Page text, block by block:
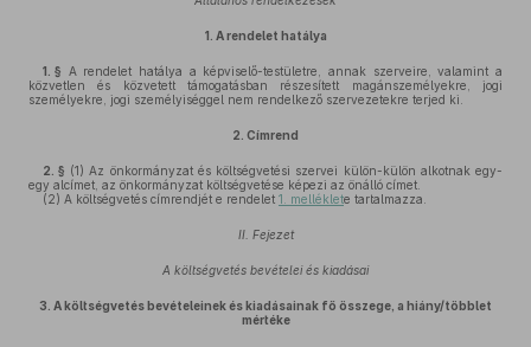
1. A rendelet hatálya
1. § A rendelet hatálya a képviselő-testületre, annak szerveire, valamint a
közvetlen és közvetett támogatásban részesített magánszemélyekre, jogi
személyekre, jogi személyiséggel nem rendelkező szervezetekre terjed ki.
2. Címrend
2. § (1) Az önkormányzat és költségvetési szervei külön-külön alkotnak egy-
egy alcímet, az önkormányzat költségvetése képezi az önálló címet.
(2) A költségvetés címrendjét e rendelet 1. melléklete tartalmazza.
II. Fejezet
A költségvetés bevételei és kiadásai
3. A költségvetés bevételeinek és kiadásainak fő összege, a hiány/többlet
mértéke